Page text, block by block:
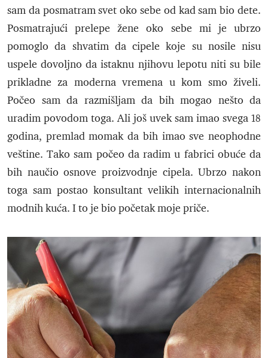
sam da posmatram svet oko sebe od kad sam bio dete.
Posmatrajući prelepe žene oko sebe mi je ubrzo
pomoglo da shvatim da cipele koje su nosile nisu
uspele dovoljno da istaknu njihovu lepotu niti su bile
prikladne za moderna vremena u kom smo živeli.
Počeo sam da razmišljam da bih mogao nešto da
uradim povodom toga. Ali još uvek sam imao svega 18
godina, premlad momak da bih imao sve neophodne
veštine. Tako sam počeo da radim u fabrici obuće da
bih naučio osnove proizvodnje cipela. Ubrzo nakon
toga sam postao konsultant velikih internacionalnih
modnih kuća. I to je bio početak moje priče.